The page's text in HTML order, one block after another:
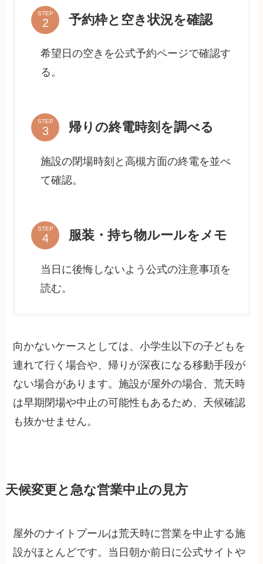
STEP 予約枠と空き状況を確認
希望日の空きを公式予約ページで確認す
る。
STEP 帰りの終電時刻を調べる
施設の閉場時刻と高槻方面の終電を並べ
て確認。
STEP 服装・持ち物ルールをメモ
当日に後悔しないよう公式の注意事項を
読む。
向かないケースとしては、小学生以下の子どもを
連れて行く場合や、帰りが深夜になる移動手段が
ない場合があります。施設が屋外の場合、荒天時
は早期閉場や中止の可能性もあるため、天候確認
も抜かせません。
天候変更と急な営業中止の見方
屋外のナイトプールは荒天時に営業を中止する施
設がほとんどです。当日朝か前日に公式サイトや